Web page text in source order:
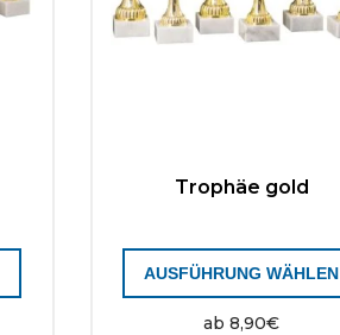
Trophäe gold
ab 8,90€
AUSFÜHRUNG WÄHLEN